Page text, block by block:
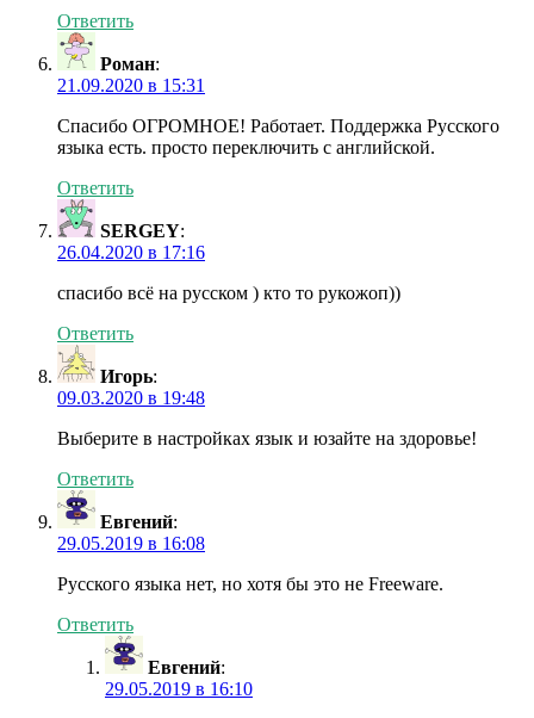
Ответить
Роман:
21.09.2020 в 15:31
Спасибо ОГРОМНОЕ! Работает. Поддержка Русского
языка есть. просто переключить с английской.
Ответить
SERGEY:
26.04.2020 в 17:16
спасибо всё на русском ) кто то рукожоп))
Ответить
Игорь:
09.03.2020 в 19:48
Выберите в настройках язык и юзайте на здоровье!
Ответить
Евгений:
29.05.2019 в 16:08
Русского языка нет, но хотя бы это не Freeware.
Ответить
Евгений:
29.05.2019 в 16:10